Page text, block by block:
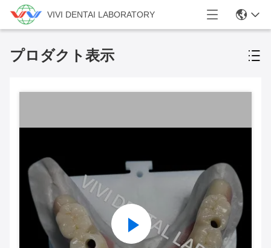
VIVI DENTAI LABORATORY
プロダクト表示